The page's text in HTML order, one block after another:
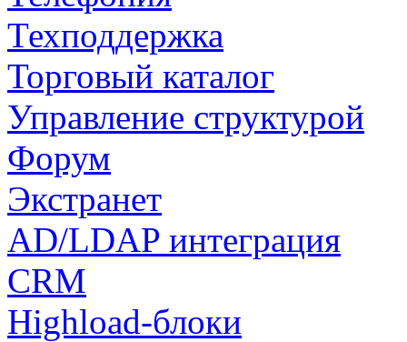
Техподдержка
Торговый каталог
Управление структурой
Форум
Экстранет
AD/LDAP интеграция
CRM
Highload-блоки